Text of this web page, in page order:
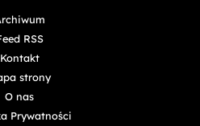
RSS
Kontakt
strony
O nas
Prywatności